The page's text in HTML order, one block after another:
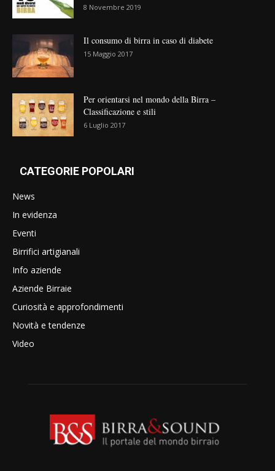
8 Novembre 2019
Il consumo di birra in caso di diabete
15 Maggio 2017
Per orientarsi nel mondo della Birra –
Classificazione e stili
6 Luglio 2017
CATEGORIE POPOLARI
News
In evidenza
Eventi
Birrifici artigianali
Info aziende
Aziende Birraie
Curiosità e approfondimenti
Novità e tendenze
Video